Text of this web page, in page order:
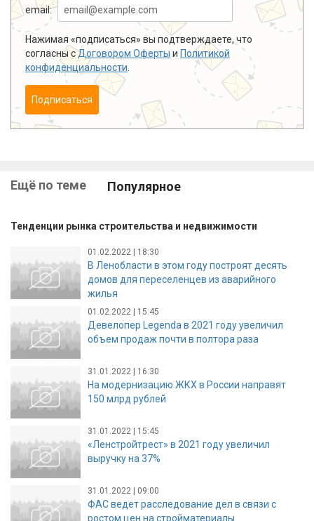
email:
Нажимая «подписаться» вы подтверждаете, что
согласны сДоговором Оферты и Политикой
конфиденциальности
Подписаться
Ещё по теме Популярное
Тенденции рынка строительства и недвижимости
01.02.2022 | 18:30
В Ленобласти в этом году построят десять
домов для переселенцев из аварийного
жилья
01.02.2022 | 15:45
Девелопер Legenda в 2021 году увеличил
объем продаж почти в полтора раза
31.01.2022 | 16:30
На модернизацию ЖКХ в России направят
150 млрд рублей
31.01.2022 | 15:45
«Ленстройтрест» в 2021 году увеличил
выручку на 37%
31.01.2022 | 09:00
ФАС ведет расследование дел в связи с
ростом цен на стройматериалы